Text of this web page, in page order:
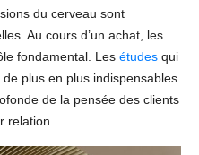
du cerveau sont
Au cours d’un achat, les
fondamental. Les études qui
plus en plus indispensables
de la pensée des clients
relation.